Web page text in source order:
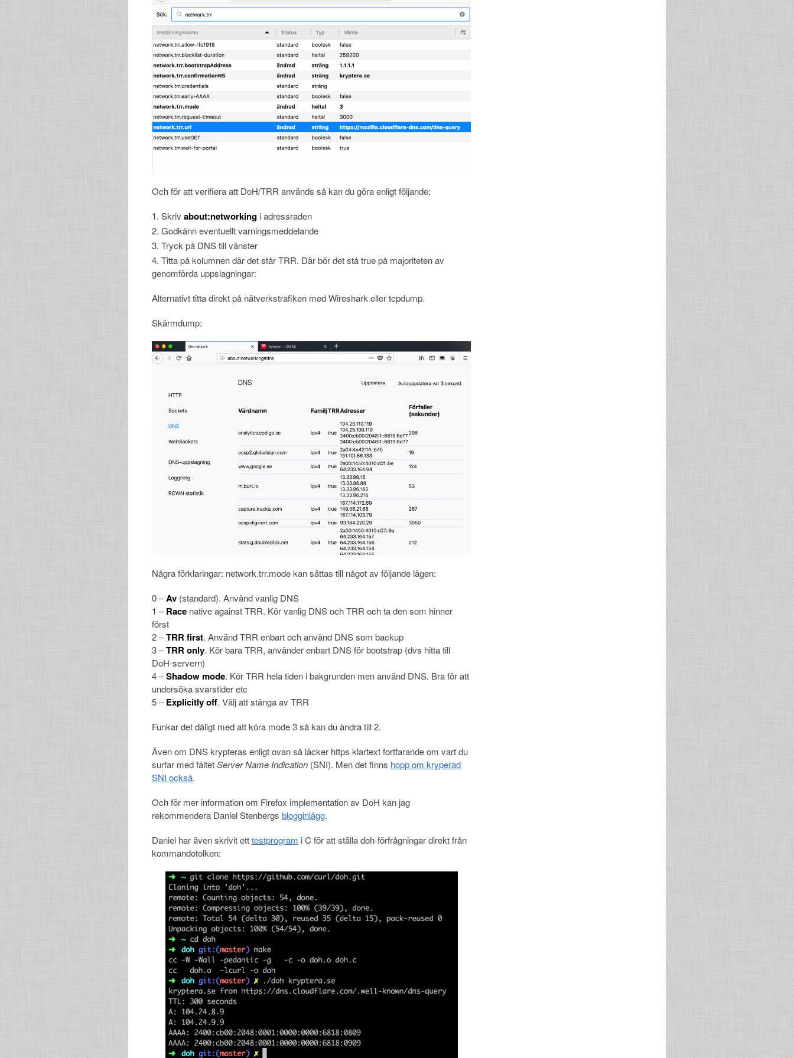
Och för att verifiera att DoH/TRR används så kan du göra enligt följande:
Skriv about:networking i adressraden
Godkänn eventuellt varningsmeddelande
Tryck på DNS till vänster
Titta på kolumnen där det står TRR. Där bör det stå true på majoriteten av
genomförda uppslagningar:
Alternativt titta direkt på nätverkstrafiken med Wireshark eller tcpdump.
Skärmdump:
Några förklaringar: network.trr.mode kan sättas till något av följande lägen:
0 –Av (standard). Använd vanlig DNS
1 –Race native against TRR. Kör vanlig DNS och TRR och ta den som hinner
först
2 –TRR first. Använd TRR enbart och använd DNS som backup
3 –TRR only. Kör bara TRR, använder enbart DNS för bootstrap (dvs hitta till
DoH-servern)
4 –Shadowmode. Kör TRR hela tiden i bakgrunden men använd DNS. Bra för att
undersöka svarstider etc
5 –Explicitly off. Välj att stänga av TRR
Funkar det dåligt med att köra mode 3 så kan du ändra till 2.
Även om DNS krypteras enligt ovan så läcker https klartext fortfarande om vart du
surfar med fältetServer Name Indication (SNI). Men det finns hopp om kryperad
SNI också.
Och för mer information om Firefox implementation av DoH kan jag
rekommendera Daniel Stenbergs blogginlägg.
Daniel har även skrivit etttestprogram i C för att ställa doh-förfrågningar direkt från
kommandotolken: